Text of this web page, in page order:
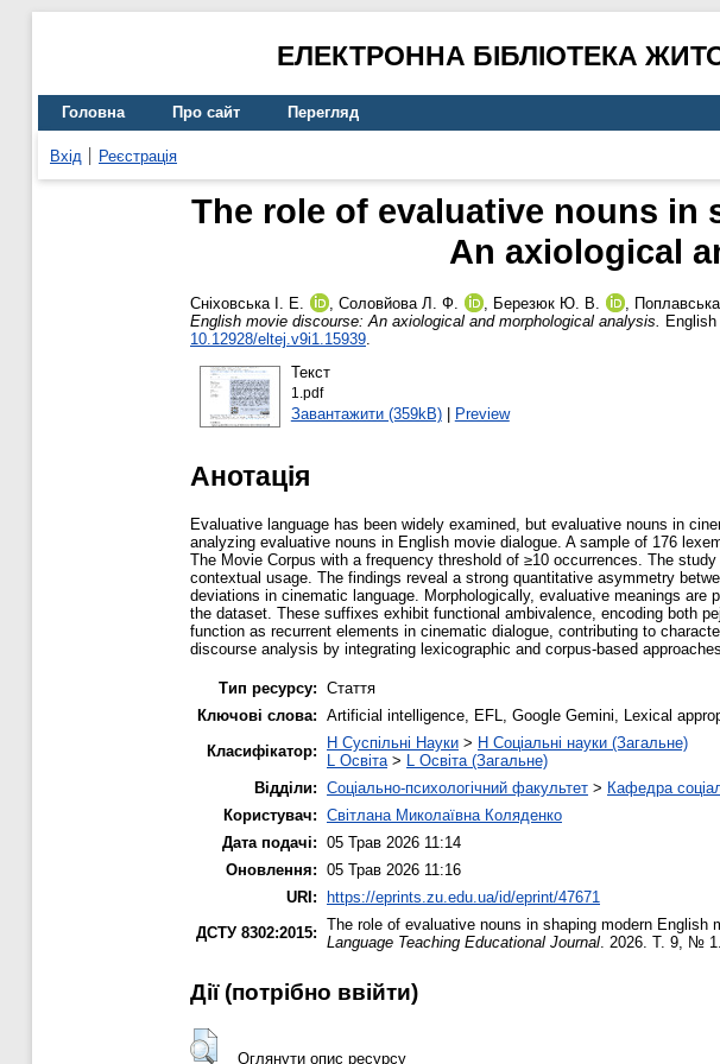
ЕЛЕКТРОННА БІБЛІОТЕКА
Головна Про сайт Перегляд
Вхід Реєстрація
The role of evaluative nouns in
An axiological
Сніховська І. Е. , Соловйова Л. Ф. , Березюк Ю. В. ,
English movie discourse: An axiological and morphological analysis.
10.12928/eltej.v9i1.15939.
Текст
1.pdf
Завантажити (359kB)| Preview
Анотація
Evaluative language has been widely examined, but evaluative nouns in
analyzing evaluative nouns in English movie dialogue. A sample of 176
The Movie Corpus with a frequency threshold of ≥10 occurrences. The
contextual usage. The findings reveal a strong quantitative asymmetry
deviations in cinematic language. Morphologically, evaluative meanings
the dataset. These suffixes exhibit functional ambivalence, encoding both
function as recurrent elements in cinematic dialogue, contributing to
discourse analysis by integrating lexicographic and corpus-based
Тип ресурсу: Стаття
Ключові слова: Artificial intelligence, EFL, Google Gemini, Lexical
Класифікатор:
H Суспільні Науки > H Соціальні науки (Загальне)
L Освіта > L Освіта (Загальне)
Відділи: Соціально-психологічний факультет > Кафедра
Користувач: Світлана Миколаївна Коляденко
Дата подачі: 05 Трав 2026 11:14
Оновлення: 05 Трав 2026 11:16
URI: https://eprints.zu.edu.ua/id/eprint/47671
ДСТУ 8302:2015: The role of evaluative nouns in shaping modern English
Language Teaching Educational Journal . 2026. Т. 9, №
Дії ​​(потрібно ввійти)
Оглянути опис ресурсу